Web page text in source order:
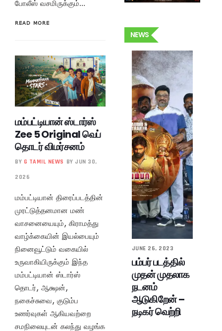
போலீஸ் வசமிருக்கும்…
READ MORE
மம்பட்டியான் ஸ்டார்ஸ்
Zee 5 Original வெப்
தொடர் விமர்சனம்
BY G TAMIL NEWS BY JUN 30,
2026
மம்பட்டியான் திரைப்படத்தின்
முரட்டுத்தனமான மண்
வாசனையையும், கிராமத்து
வாழ்க்கையின் இயல்பையும்
நினைவூட்டும் வகையில்
உருவாகியிருக்கும் இந்த
மம்பட்டியான் ஸ்டார்ஸ்
தொடர், ஆக்ஷன்,
நகைச்சுவை, குடும்ப
உணர்வுகள் ஆகியவற்றை
சமநிலையுடன் கலந்து வழங்க
NEWS
JUNE 26, 2023
பம்பர் படத்தில்
முதன் முதலாக
நடனம்
ஆடுகிறேன் –
நடிகர் வெற்றி